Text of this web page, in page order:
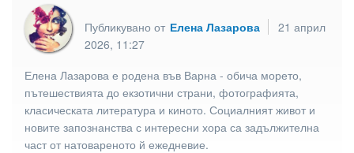
Публикувано от Елена Лазарова
21 април
2026, 11:27
Елена Лазарова е родена във Варна - обича морето,
пътешествията до екзотични страни, фотографията,
класическата литература и киното. Социалният живот и
новите запознанства с интересни хора са задължителна
част от натовареното й ежедневие.